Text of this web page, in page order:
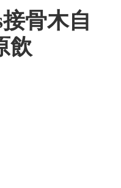
骨木自
飲